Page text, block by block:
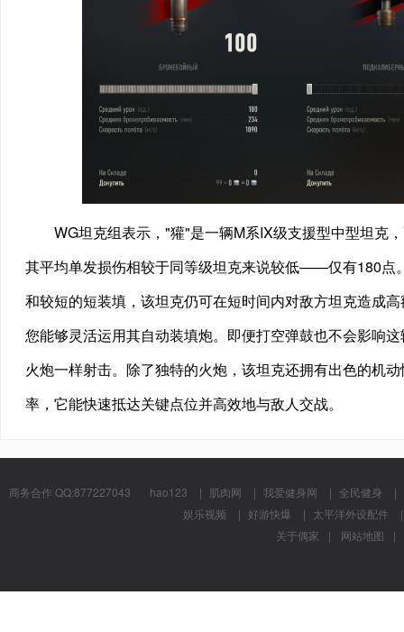
WG坦克组表示，"獾"是一辆M系IX级支援型中型坦克
其平均单发损伤相较于同等级坦克来说较低——仅有180点
和较短的短装填，该坦克仍可在短时间内对敌方坦克造成
您能够灵活运用其自动装填炮。即便打空弹鼓也不会影响
火炮一样射击。除了独特的火炮，该坦克还拥有出色的机
率，它能快速抵达关键点位并高效地与敌人交战。
商务合作 QQ:877227043 hao123 | 肌肉网 | 我爱健身网 | 全民健身
|
娱乐视频
| 好游快爆 | 太平洋外设配件
|
关于偶家
| 网站地图
|